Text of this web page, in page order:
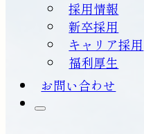
採用情報
新卒採用
キャリア採用
福利厚生
お問い合わせ